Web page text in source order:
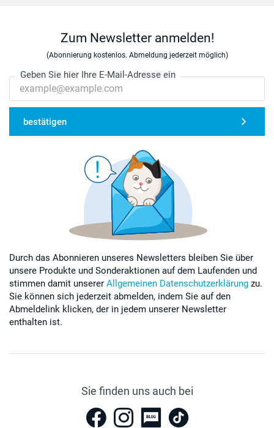
Zum Newsletter anmelden!
(Abonnierung kostenlos. Abmeldung jederzeit möglich)
Geben Sie hier Ihre E-Mail-Adresse ein
bestätigen
Durch das Abonnieren unseres Newsletters bleiben Sie über
unsere Produkte und Sonderaktionen auf dem Laufenden und
stimmen damit unserer Allgemeinen Datenschutzerklärung zu.
Sie können sich jederzeit abmelden, indem Sie auf den
Abmeldelink klicken, der in jedem unserer Newsletter
enthalten ist.
Sie finden uns auch bei